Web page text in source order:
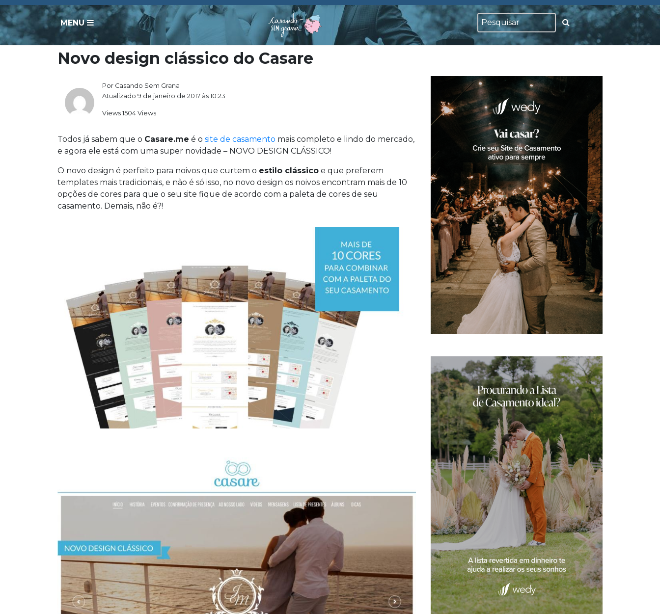
MENU
Novo design clássico do Casare
Por Casando Sem Grana
Atualizado 9 de janeiro de 2017 às 10:23
Views 1504 Views
Todos já sabem que o Casare.me é o site de casamento mais completo e lindo do mercado,
e agora ele está com uma super novidade – NOVO DESIGN CLÁSSICO!
O novo design é perfeito para noivos que curtem o estilo clássico e que preferem
templates mais tradicionais, e não é só isso, no novo design os noivos encontram mais de 10
opções de cores para que o seu site fique de acordo com a paleta de cores de seu
casamento. Demais, não é?!